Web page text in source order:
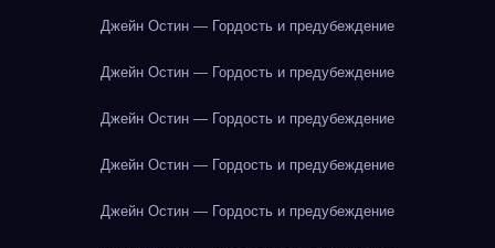
Джейн Остин — Гордость и предубеждение
Джейн Остин — Гордость и предубеждение
Джейн Остин — Гордость и предубеждение
Джейн Остин — Гордость и предубеждение
Джейн Остин — Гордость и предубеждение